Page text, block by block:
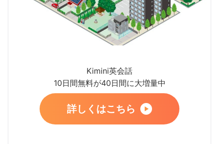
Kimini英会話
10日間無料が40日間に大増量中
詳しくはこちら